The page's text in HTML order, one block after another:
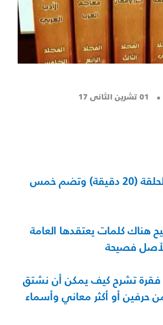
01 تشرين الثاني 17
برنامج وثائقي مدة الحلقة (20 دقيقة) وتضم خمس
هناك كلمات يعتقدها العامة
فصيحة
تشرح كيف يمكن أن نشتق
حرفين أو أكثر معاني وأسماء